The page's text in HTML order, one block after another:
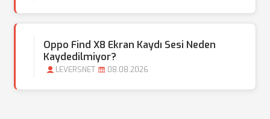
Oppo Find X8 Ekran Kaydı Sesi Neden
Kaydedilmiyor?
LEVERSNET 08.08.2026